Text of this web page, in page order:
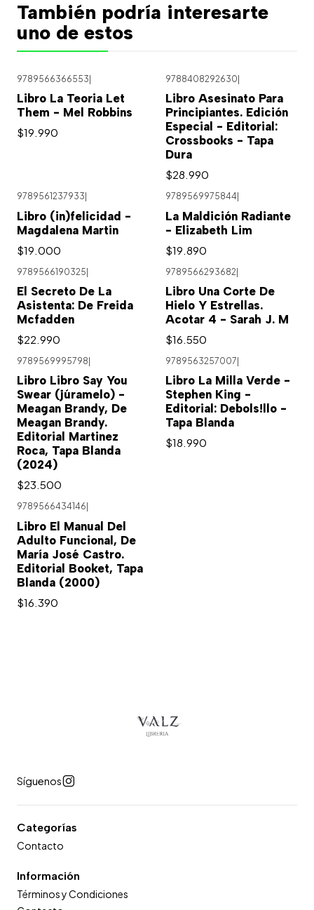
También podría interesarte
uno de estos
9789566366553
Libro La Teoria Let
Them - Mel Robbins
$19.990
9788408292630
Libro Asesinato Para
Principiantes. Edición
Especial - Editorial:
Crossbooks - Tapa
Dura
$28.990
9789561237933
Libro (in)felicidad -
Magdalena Martin
$19.000
9789569975844
La Maldición Radiante
- Elizabeth Lim
$19.890
9789566190325|
El Secreto De La
Asistenta: De Freida
Mcfadden
$22.990
9789566293682|
Libro Una Corte De
Hielo Y Estrellas.
Acotar 4 - Sarah J. M
$16.550
9789569995798
Libro Libro Say You
Swear (júramelo) -
Meagan Brandy, De
Meagan Brandy.
Editorial Martinez
Roca, Tapa Blanda
(2024)
$23.500
9789563257007
Libro La Milla Verde -
Stephen King -
Editorial: Debols!llo -
Tapa Blanda
$18.990
9789566434146
Libro El Manual Del
Adulto Funcional, De
María José Castro.
Editorial Booket, Tapa
Blanda (2000)
$16.390
Síguenos
Categorías
Contacto
Información
Términos y Condiciones